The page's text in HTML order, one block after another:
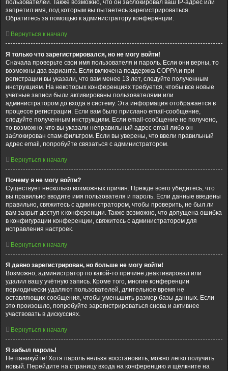
пользователей. Также возможно, что он заблокировал ваш IP-адрес или
запретил имя, под которым вы пытаетесь зарегистрироваться.
Обратитесь за помощью к администратору конференции.
Вернуться к началу
Я только что зарегистрировался, но не могу войти!
Сначала проверьте свои имя пользователя и пароль. Если они верны, то
возможны два варианта. Если включена поддержка COPPA и при
регистрации вы указали, что вам менее 13 лет, следуйте полученным
инструкциям. На некоторых конференциях требуется, чтобы все новые
учётные записи были активированы пользователями или
администратором до входа в систему. Эта информация отображается в
процессе регистрации. Если вам было прислано email-сообщение,
следуйте полученным инструкциям. Если email-сообщение не получено,
то возможно, что вы указали неправильный адрес email либо он
заблокирован спам-фильтром. Если вы уверены, что ввели правильный
адрес email, попробуйте связаться с администратором.
Вернуться к началу
Почему я не могу войти?
Существует несколько возможных причин. Прежде всего убедитесь, что
вы правильно вводите имя пользователя и пароль. Если данные введены
правильно, свяжитесь с администратором, чтобы проверить, не был ли
вам закрыт доступ к конференции. Также возможно, что допущена ошибка
в конфигурации конференции, свяжитесь с администратором для
исправления настроек.
Вернуться к началу
Я давно зарегистрирован, но больше не могу войти!
Возможно, администратор по какой-то причине деактивировал или
удалил вашу учётную запись. Кроме того, многие конференции
периодически удаляют пользователей, длительное время не
оставляющих сообщения, чтобы уменьшить размер базы данных. Если
это произошло, попробуйте зарегистрироваться снова и активнее
участвовать в дискуссиях.
Вернуться к началу
Я забыл пароль!
Не паникуйте! Хотя пароль нельзя восстановить, можно легко получить
новый. Перейдите на страницу входа на конференцию и щёлкните на